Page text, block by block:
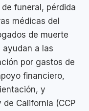
funeral, pérdida
médicas del
de muerte
ayudan a las
por gastos de
financiero,
y
California (CCP